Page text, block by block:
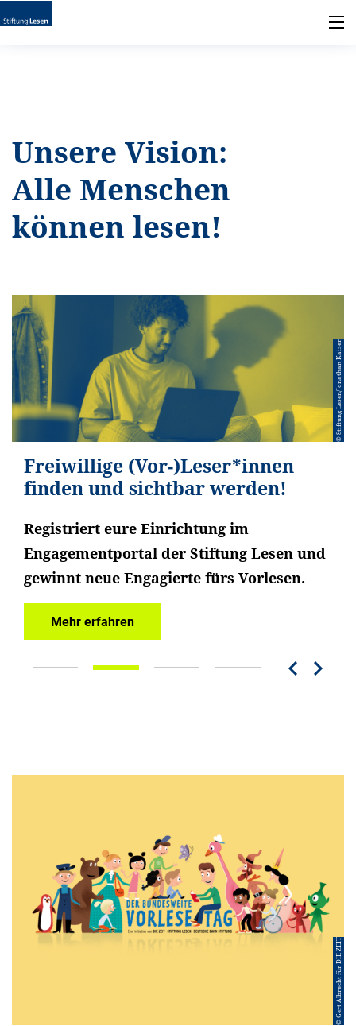
Unsere Vision:
Alle Menschen
können lesen!
© Stiftung Lesen/Jonathan Kaiser
Kostenlose Weiterbildungen auf
Campus Stiftung Lesen
Jetzt entdecken
© Stiftung Lesen/Jonathan Kaiser
Freiwillige (Vor-)Leser*innen
finden und sichtbar werden!
Registriert eure Einrichtung im
Engagementportal der Stiftung Lesen und
gewinnt neue Engagierte fürs Vorlesen.
Mehr erfahren
© Arnulf Betzold GmbH
Sie möchten Schulen nachhaltig
unterstützen?
Mit dem LeseMobil verschenken Sie
flexible Medienlösungen, vielfältige
Inhalte und ein digitales Begleitmaterial.
Mehr erfahren
Spenden Sie Chancen
Mehr erfahren
© Gert Albrecht für DIE ZEIT